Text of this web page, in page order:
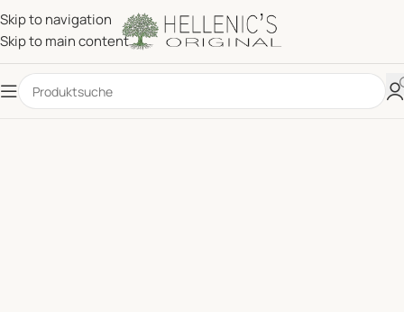
Skip to navigation
Skip to main content